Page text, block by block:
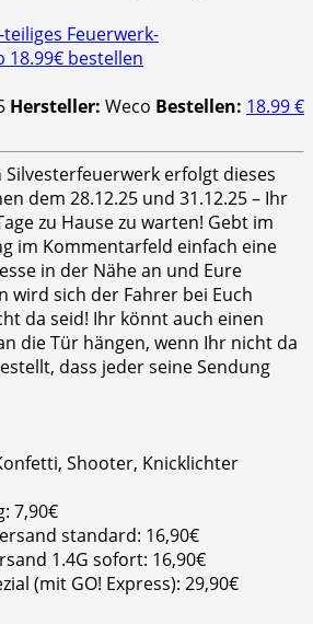
Hersteller: Weco Bestellen: 18.99 €
erfolgt dieses
dem 28.12.25 und 31.12.25 – Ihr
zu Hause zu warten! Gebt im
im Kommentarfeld einfach eine
in der Nähe an und Eure
wird sich der Fahrer bei Euch
da seid! Ihr könnt auch einen
die Tür hängen, wenn Ihr nicht da
dass jeder seine Sendung
Shooter, Knicklichter
7,90€
standard: 16,90€
1.4G sofort: 16,90€
(mit GO! Express): 29,90€